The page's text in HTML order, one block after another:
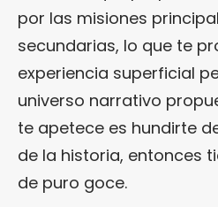
por las misiones
secundarias, lo que te
experiencia superficial
universo narrativo
te apetece es hundirte
de la historia, entonces
de puro goce.